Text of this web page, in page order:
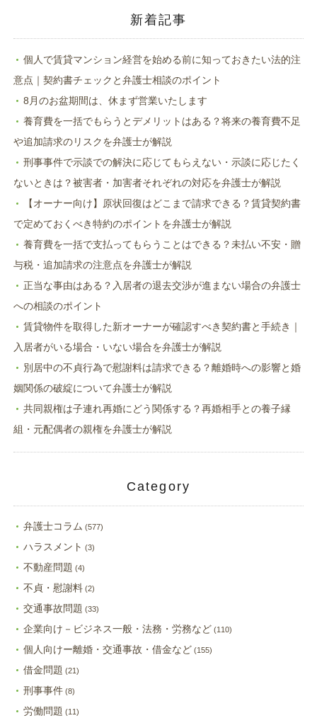
開
ま
す)
新着記事
個人で賃貸マンション経営を始める前に知っておきたい法的注
意点｜契約書チェックと弁護士相談のポイント
8月のお盆期間は、休まず営業いたします
養育費を一括でもらうとデメリットはある？将来の養育費不足
や追加請求のリスクを弁護士が解説
刑事事件で示談での解決に応じてもらえない・示談に応じたく
ないときは？被害者・加害者それぞれの対応を弁護士が解説
【オーナー向け】原状回復はどこまで請求できる？賃貸契約書
で定めておくべき特約のポイントを弁護士が解説
養育費を一括で支払ってもらうことはできる？未払い不安・贈
与税・追加請求の注意点を弁護士が解説
正当な事由はある？入居者の退去交渉が進まない場合の弁護士
への相談のポイント
賃貸物件を取得した新オーナーが確認すべき契約書と手続き｜
入居者がいる場合・いない場合を弁護士が解説
別居中の不貞行為で慰謝料は請求できる？離婚時への影響と婚
姻関係の破綻について弁護士が解説
共同親権は子連れ再婚にどう関係する？再婚相手との養子縁
組・元配偶者の親権を弁護士が解説
Category
弁護士コラム (577)
ハラスメント (3)
不動産問題 (4)
不貞・慰謝料(2)
交通事故問題 (33)
企業向け－ビジネス一般・法務・労務など (110)
個人向けー離婚・交通事故・借金など (155)
借金問題 (21)
刑事事件(8)
労働問題 (11)